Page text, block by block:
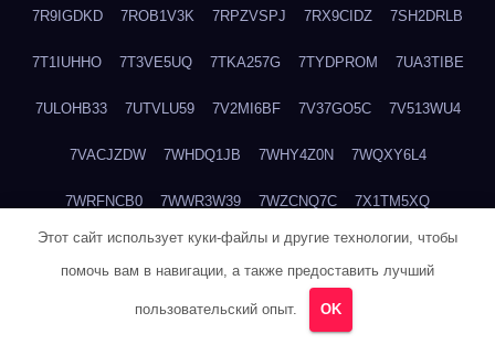
7R9IGDKD 7ROB1V3K 7RPZVSPJ 7RX9CIDZ 7SH2DRLB
7T1IUHHO 7T3VE5UQ 7TKA257G 7TYDPROM 7UA3TIBE
7ULOHB33 7UTVLU59 7V2MI6BF 7V37GO5C 7V513WU4
7VACJZDW 7WHDQ1JB 7WHY4Z0N 7WQXY6L4
7WRFNCB0 7WWR3W39 7WZCNQ7C 7X1TM5XQ
7XKFP983 7XMG6WJ3 7XT3ZWK3 7Y2HM15R 7YHSQGPE
7ZUCLJ14
Этот сайт использует куки-файлы и другие технологии, чтобы
помочь вам в навигации, а также предоставить лучший
пользовательский опыт. OK